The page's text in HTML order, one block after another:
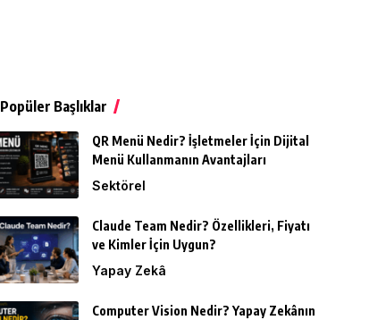
Popüler Başlıklar
QR Menü Nedir? İşletmeler İçin Dijital
Menü Kullanmanın Avantajları
Sektörel
Claude Team Nedir? Özellikleri, Fiyatı
ve Kimler İçin Uygun?
Yapay Zekâ
Computer Vision Nedir? Yapay Zekânın